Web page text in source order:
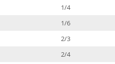
1/4
1/6
2/3
2/4